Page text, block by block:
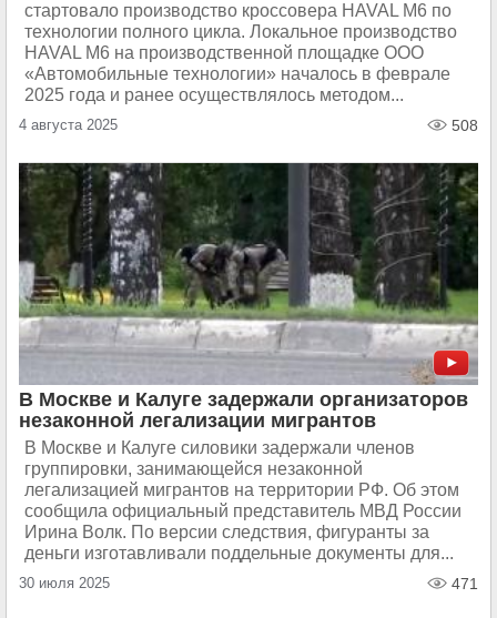
стартовало производство кроссовера HAVAL M6 по
технологии полного цикла. Локальное производство
HAVAL M6 на производственной площадке ООО
«Автомобильные технологии» началось в феврале
2025 года и ранее осуществлялось методом...
4 августа 2025 508
В Москве и Калуге задержали организаторов
незаконной легализации мигрантов
В Москве и Калуге силовики задержали членов
группировки, занимающейся незаконной
легализацией мигрантов на территории РФ. Об этом
сообщила официальный представитель МВД России
Ирина Волк. По версии следствия, фигуранты за
деньги изготавливали поддельные документы для...
30 июля 2025 471